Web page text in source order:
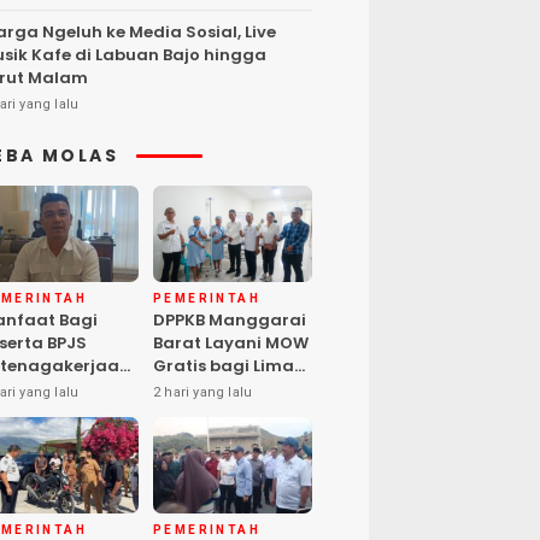
Ngeluh ke Media Sosial, Live
Kafe di Labuan Bajo hingga
Malam
yang lalu
MOLAS
Bagi
BPJS
Santunan
hingga
Anak
yang lalu
PEMERINTAH
DPPKB Manggarai
Barat Layani MOW
Gratis bagi Lima
Peserta, Biaya
Pemerintah
2 hari yang lalu
PEMERINTAH